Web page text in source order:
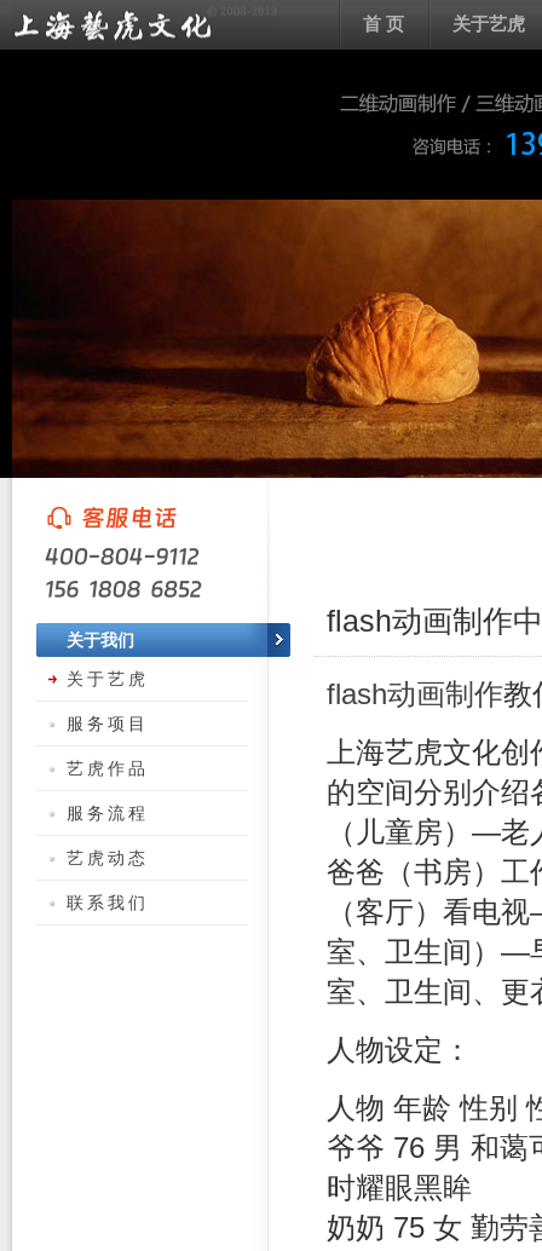
首 页 关于艺虎
flash动画制作
flash动画制作教
上海艺虎文化
的空间分别介绍
（儿童房）—
爸爸（书房）工
（客厅）看电
室、卫生间）—
室、卫生间、更
人物设定：
人物 年龄 性别
爷爷 76 男 和蔼
时耀眼黑眸
奶奶 75 女 勤劳
关于我们
关于艺虎
服务项目
艺虎作品
服务流程
艺虎动态
联系我们